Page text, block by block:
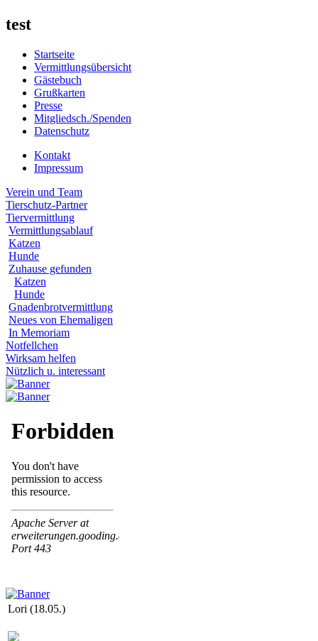
test
Startseite
Vermittlungsübersicht
Gästebuch
Grußkarten
Presse
Mitgliedsch./Spenden
Datenschutz
Kontakt
Impressum
Verein und Team
Tierschutz-Partner
Tiervermittlung
Vermittlungsablauf
Katzen
Hunde
Zuhause gefunden
Katzen
Hunde
Gnadenbrotvermittlung
Neues von Ehemaligen
In Memoriam
Notfellchen
Wirksam helfen
Nützlich u. interessant
Lori (18.05.)